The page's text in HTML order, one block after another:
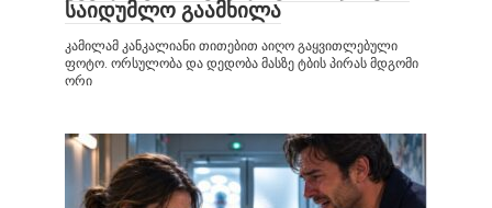
საიდუმლო გაამხილა
კამილამ კანკალიანი თითებით აიღო გაყვითლებული
ფოტო. ორსულობა და დედობა მასზე ტბის პირას მდგომი
ორი